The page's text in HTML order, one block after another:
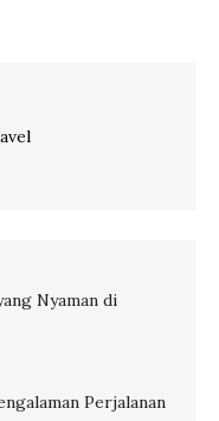
Nyaman di
Perjalanan